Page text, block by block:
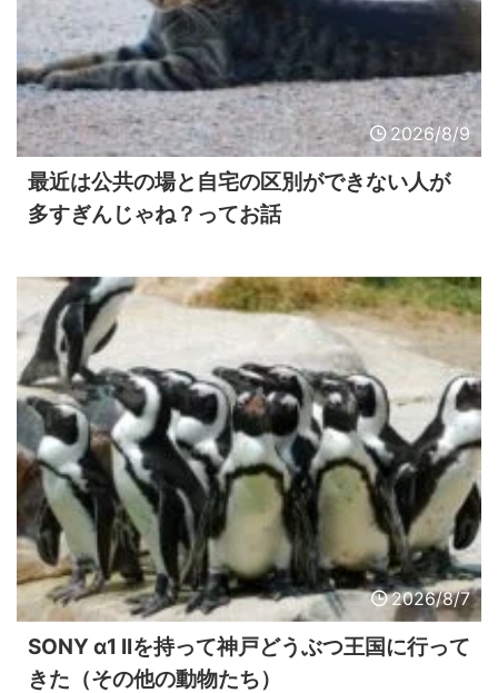
2026/8/9
最近は公共の場と自宅の区別ができない人が
多すぎんじゃね？ってお話
2026/8/7
SONY α1 IIを持って神戸どうぶつ王国に行って
きた（その他の動物たち）